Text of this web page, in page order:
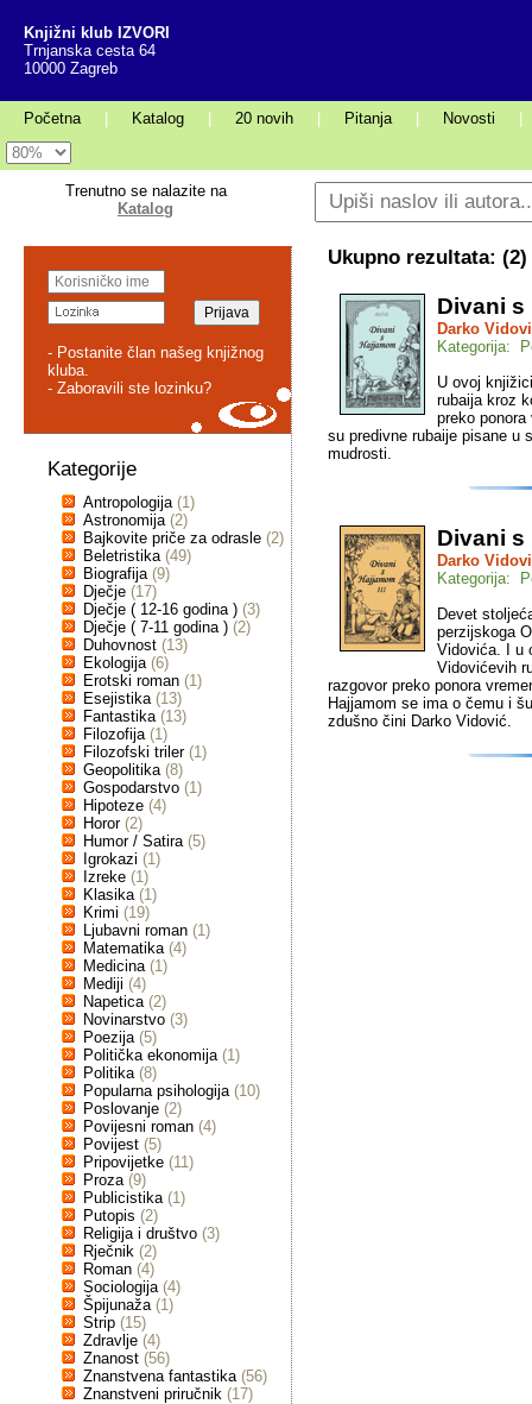
Knjižni klub IZVORI
Trnjanska cesta 64
10000 Zagreb
Početna Katalog 20 novih Pitanja Novosti
Trenutno se nalazite na
Katalog
- Postanite član našeg knjižnog
kluba.
- Zaboravili ste lozinku?
Kategorije
Antropologija (1)
Astronomija (2)
Bajkovite priče za odrasle (2)
Beletristika (49)
Biografija (9)
Dječje (17)
Dječje ( 12-16 godina ) (3)
Dječje ( 7-11 godina ) (2)
Duhovnost (13)
Ekologija (6)
Erotski roman (1)
Esejistika (13)
Fantastika (13)
Filozofija (1)
Filozofski triler (1)
Geopolitika (8)
Gospodarstvo (1)
Hipoteze (4)
Horor (2)
Humor / Satira (5)
Igrokazi (1)
Izreke (1)
Klasika (1)
Krimi (19)
Ljubavni roman (1)
Matematika (4)
Medicina (1)
Mediji (4)
Napetica (2)
Novinarstvo (3)
Poezija (5)
Politička ekonomija (1)
Politika (8)
Popularna psihologija (10)
Poslovanje (2)
Povijesni roman (4)
Povijest (5)
Pripovijetke (11)
Proza (9)
Publicistika (1)
Putopis (2)
Religija i društvo (3)
Rječnik (2)
Roman (4)
Sociologija (4)
Špijunaža (1)
Strip (15)
Zdravlje (4)
Znanost (56)
Znanstvena fantastika (56)
Znanstveni priručnik (17)
Ukupno rezultata: (2)
Divani s
Darko
Kategorija:
U ovoj
rubaija kroz
preko
su predivne rubaije pisane u
mudrosti.
Divani s
Darko
Kategorija:
Devet
perzijskoga
Vidovića. I u
Vidovićevih
razgovor preko ponora
Hajjamom se ima o čemu i
zdušno čini Darko Vidović.